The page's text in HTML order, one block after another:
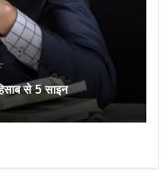
से 5 साइन